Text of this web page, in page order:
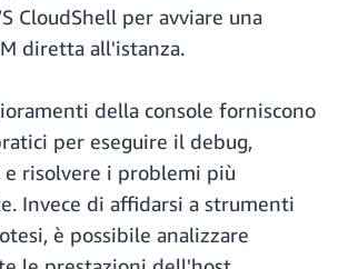
CloudShell per avviare una
diretta all'istanza.
della console forniscono
per eseguire il debug,
e risolvere i problemi più
Invece di affidarsi a strumenti
è possibile analizzare